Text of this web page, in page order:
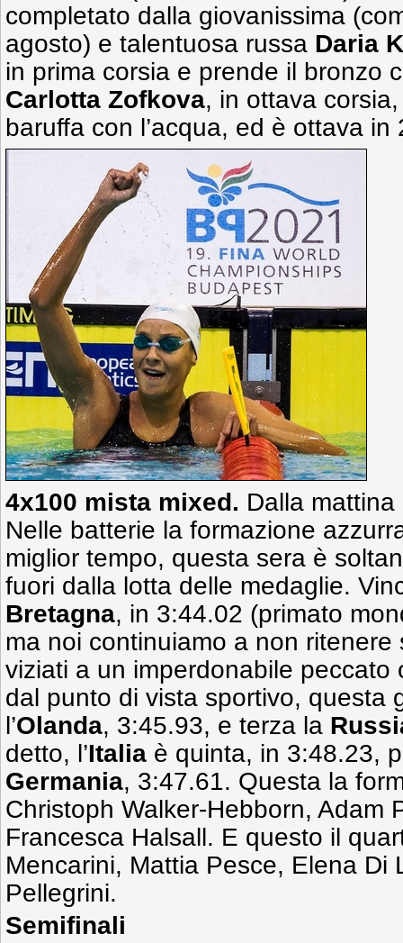
completato dalla giovanissima
agosto) e talentuosa russa Daria
in prima corsia e prende il bronzo
Carlotta Zofkova, in ottava
baruffa con l’acqua, ed è ottava in
4x100 mista mixed. Dalla
Nelle batterie la formazione
miglior tempo, questa sera è
fuori dalla lotta delle medaglie.
Bretagna, in 3:44.02 (primato
ma noi continuiamo a non ritenere
viziati a un imperdonabile peccato
dal punto di vista sportivo, questa
l’Olanda, 3:45.93, e terza la
detto, l’Italia è quinta, in 3:48.23,
Germania, 3:47.61. Questa la
Christoph Walker-Hebborn, Adam
Francesca Halsall. E questo il
Mencarini, Mattia Pesce, Elena Di
Pellegrini.
Semifinali